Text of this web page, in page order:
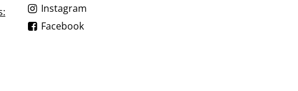
Instagram
Facebook